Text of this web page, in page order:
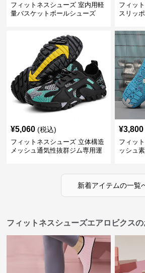
フィットネスシューズ 室内用軽
量バスケットボールシューズ
フィッ
スリッ
¥5,060 (税込)
フィットネスシューズ 立体構造
メッシュ通気性抜群ジム専用運
¥3,800
フィッ
ッシュ
新着アイテムの一覧
フィットネスシューズエアロビクス